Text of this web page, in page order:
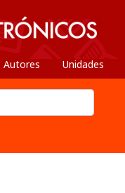
Autores Unidades